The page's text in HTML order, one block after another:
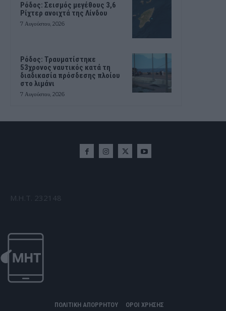
Ρόδος: Σεισμός μεγέθους 3,6
Ρίχτερ ανοιχτά της Λίνδου
7 Αυγούστου, 2026
Ρόδος: Τραυματίστηκε
53χρονος ναυτικός κατά τη
διαδικασία πρόσδεσης πλοίου
στο λιμάνι
7 Αυγούστου, 2026
Μ.Η.Τ. 232148
ΠΟΛΙΤΙΚΗ ΑΠΟΡΡΗΤΟΥ ΟΡΟΙ ΧΡΗΣΗΣ